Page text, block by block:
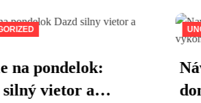
UNCATEGORIZED
Návrat kráľa: Dubaj
dominuje v cene a výkone